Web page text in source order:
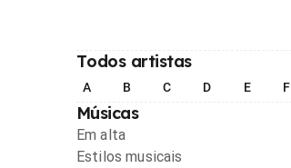
Todos artistas
A B C D E F
Músicas
Em alta
Estilos musicais